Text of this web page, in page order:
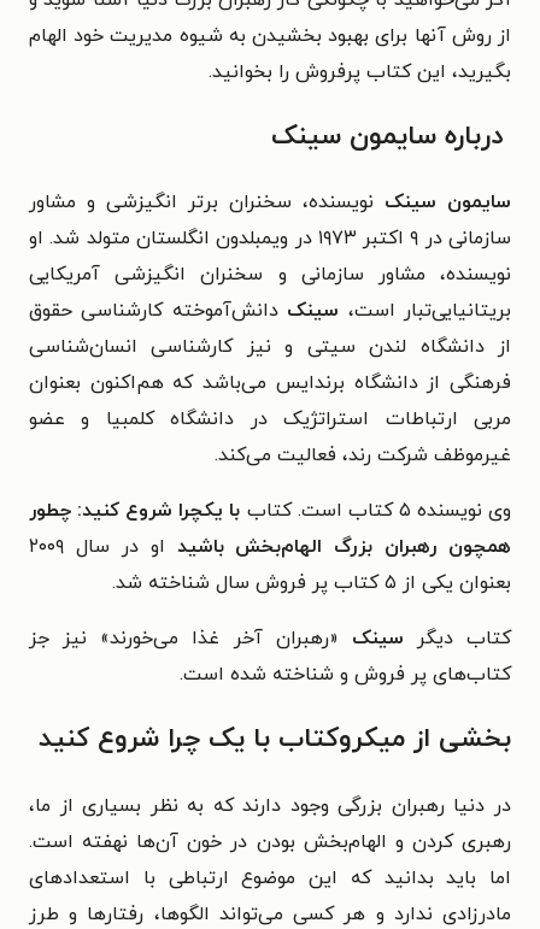
از روش آنها برای بهبود بخشیدن به شیوه مدیریت خود الهام
بگیرید، این کتاب پرفروش را بخوانید.
درباره سایمون سینک
سایمون سینک نویسنده، سخنران برتر انگیزشی و مشاور
سازمانی در
۹ اکتبر ۱۹۷۳ در ویمبلدون انگلستان متولد شد. او
نویسنده، مشاور سازمانی و سخنران انگیزشی آمریکایی
بریتانیایی‌تبار است، سینکدانش‌آموخته کارشناسی حقوق
از دانشگاه لندن سیتی و نیز کارشناسی انسان‌شناسی
فرهنگی از دانشگاه برندایس می‌باشد که هم‌اکنون بعنوان
مربی ارتباطات استراتژیک در دانشگاه کلمبیا و عضو
غیرموظف شرکت رند، فعالیت می‌کند.
وی نویسنده ۵ کتاب است. کتاب
با یکچرا شروع کنید: چطور
همچون رهبران بزرگ الهام‌بخش باشید
او در سال ۲۰۰۹
بعنوان یکی از ۵ کتاب پر فروش سال شناخته شد.
کتاب دیگر سینک «رهبران آخر غذا می‌خورند» نیز جز
کتاب‌های پر فروش و شناخته شده است.
بخشی از میکروکتاب با یک چرا شروع کنید
در دنیا رهبران بزرگی وجود دارند که به نظر بسیاری از ما،
رهبری کردن و الهام‌بخش بودن در خون آن‌ها نهفته است.
اما باید بدانید که این موضوع ارتباطی با استعدادهای
مادرزادی ندارد و هر کسی می‌تواند الگوها، رفتارها و طرز